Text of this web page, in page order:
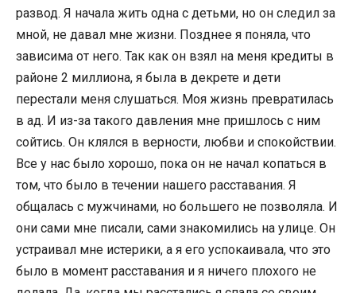
развод. Я начала жить одна с детьми, но он следил за
мной, не давал мне жизни. Позднее я поняла, что
зависима от него. Так как он взял на меня кредиты в
районе 2 миллиона, я была в декрете и дети
перестали меня слушаться. Моя жизнь превратилась
в ад. И из-за такого давления мне пришлось с ним
сойтись. Он клялся в верности, любви и спокойствии.
Все у нас было хорошо, пока он не начал копаться в
том, что было в течении нашего расставания. Я
общалась с мужчинами, но большего не позволяла. И
они сами мне писали, сами знакомились на улице. Он
устраивал мне истерики, а я его успокаивала, что это
было в момент расставания и я ничего плохого не